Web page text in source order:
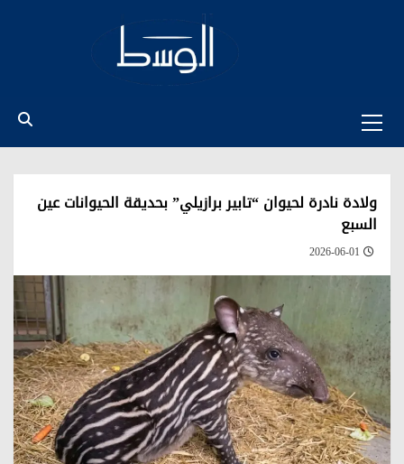
Menu
ولادة نادرة لحيوان “تابير برازيلي” بحديقة الحيوانات عين
السبع
2026-06-01